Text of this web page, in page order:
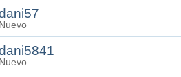
Nuevo
Nuevo